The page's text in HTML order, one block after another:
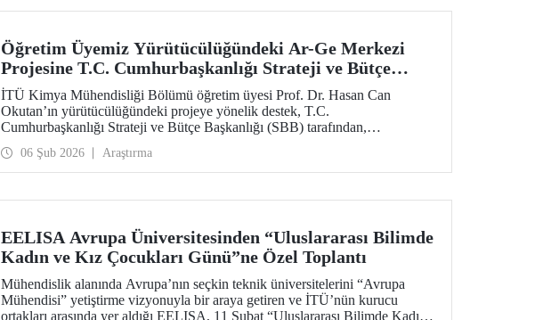
Öğretim Üyemiz Yürütücülüğündeki Ar-Ge Merkezi
Projesine T.C. Cumhurbaşkanlığı Strateji ve Bütçe
Başkanlığı (SBB) Desteği
İTÜ Kimya Mühendisliği Bölümü öğretim üyesi Prof. Dr. Hasan Can
Okutan’ın yürütücülüğündeki projeye yönelik destek, T.C.
Cumhurbaşkanlığı Strateji ve Bütçe Başkanlığı (SBB) tarafından,
sahip olacak Teknolojik Araştırma Laboratuvar Binası’nın yapımı onaylandı.
06 Şub 2026 Araştırma
EELISA Avrupa Üniversitesinden “Uluslararası Bilimde
Kadın ve Kız Çocukları Günü”ne Özel Toplantı
Mühendislik alanında Avrupa’nın seçkin teknik üniversitelerini “Avrupa
Mühendisi” yetiştirme vizyonuyla bir araya getiren ve İTÜ’nün kurucu
ortakları arasında yer aldığı EELISA, 11 Şubat “Uluslararası Bilimde Kadın